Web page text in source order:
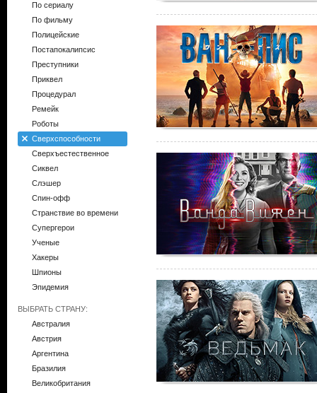
По сериалу
По фильму
Полицейские
Постапокалипсис
Преступники
Приквел
Процедурал
Ремейк
Роботы
Сверхспособности
Сверхъестественное
Сиквел
Слэшер
Спин-офф
Странствие во времени
Супергерои
Ученые
Хакеры
Шпионы
Эпидемия
ВЫБРАТЬ СТРАНУ:
Австралия
Австрия
Аргентина
Бразилия
Великобритания